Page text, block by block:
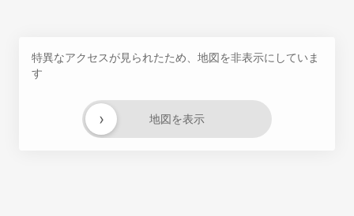
特異なアクセスが見られたため、地図を非表示にしていま
す
地図を表示
›